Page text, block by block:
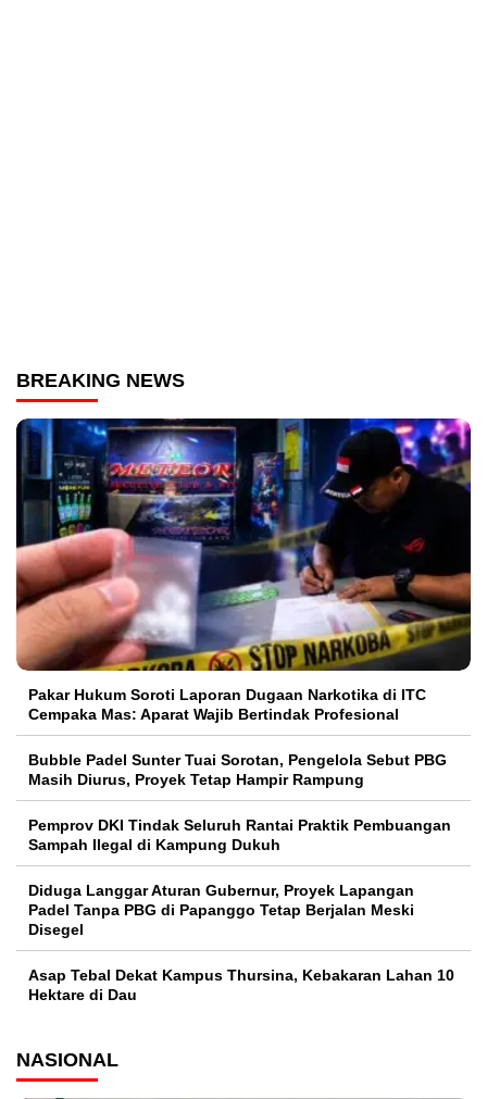
BREAKING NEWS
Pakar Hukum Soroti Laporan Dugaan Narkotika di ITC
Cempaka Mas: Aparat Wajib Bertindak Profesional
Bubble Padel Sunter Tuai Sorotan, Pengelola Sebut PBG
Masih Diurus, Proyek Tetap Hampir Rampung
Pemprov DKI Tindak Seluruh Rantai Praktik Pembuangan
Sampah Ilegal di Kampung Dukuh
Diduga Langgar Aturan Gubernur, Proyek Lapangan
Padel Tanpa PBG di Papanggo Tetap Berjalan Meski
Disegel
Asap Tebal Dekat Kampus Thursina, Kebakaran Lahan 10
Hektare di Dau
NASIONAL